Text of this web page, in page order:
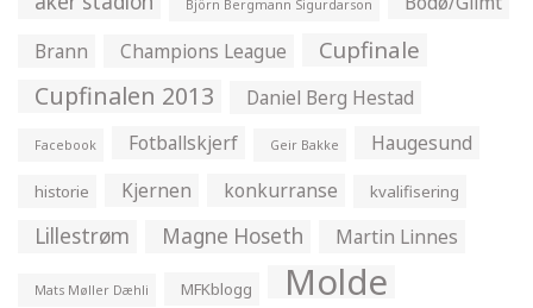
Björn Bergmann Sigurdarson
Brann
Champions League Cupfinale
Cupfinalen 2013 Daniel Berg Hestad
Facebook Fotballskjerf Geir Bakke Haugesund
historie Kjernen konkurranse kvalifisering
Lillestrøm Magne Hoseth Martin Linnes
Mats Møller Dæhli MFKblogg Molde